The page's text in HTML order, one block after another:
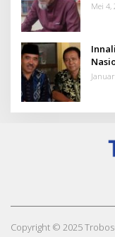
Mei 4,
Copyright © 2025